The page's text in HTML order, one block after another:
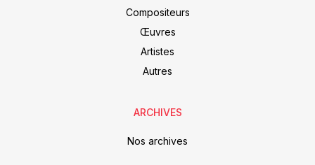
Compositeurs
Œuvres
Artistes
Autres
ARCHIVES
Nos archives